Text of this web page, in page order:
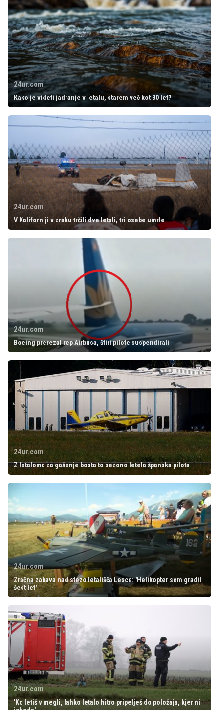
24ur.com
Kako je videti jadranje v letalu, starem več kot 80 let?
24ur.com
V Kaliforniji v zraku trčili dve letali, tri osebe umrle
24ur.com
Boeing prerezal rep Airbusa, štiri pilote suspendirali
24ur.com
Z letaloma za gašenje bosta to sezono letela španska pilota
24ur.com
Zračna zabava nad stezo letališča Lesce: 'Helikopter sem gradil
šest let'
24ur.com
'Ko letiš v megli, lahko letalo hitro pripelješ do položaja, kjer ni